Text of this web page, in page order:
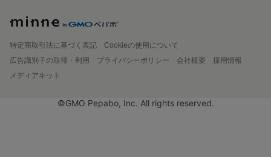
特定商取引法に基づく表記
Cookieの使用について
広告識別子の取得・利用
プライバシーポリシー 会社概要
採用情報
メディアキット
©GMO Pepabo, Inc. All rights reserved.